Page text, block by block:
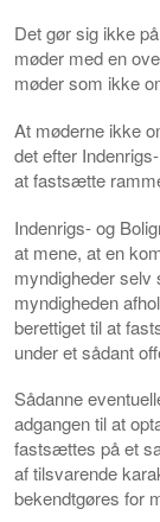
Det gør sig ikke
møder med en
møder som ikke
At møderne ikke
det efter
at fastsætte
Indenrigs- og
at mene, at en
myndigheder
myndigheden
berettiget til at
under et sådant
Sådanne
adgangen til at
fastsættes på et
af tilsvarende
bekendtgøres for